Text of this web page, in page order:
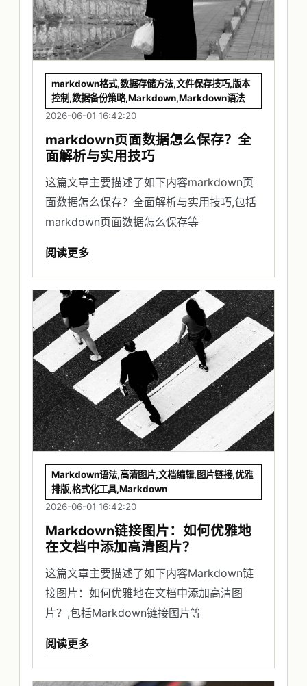
markdown格式,数据存储方法,文件保存技巧,版本
控制,数据备份策略,Markdown,Markdown语法
2026-06-01 16:42:20
markdown页面数据怎么保存？全
面解析与实用技巧
这篇文章主要描述了如下内容markdown页
面数据怎么保存？全面解析与实用技巧,包括
markdown页面数据怎么保存等
阅读更多
Markdown语法,高清图片,文档编辑,图片链接,优雅
排版,格式化工具,Markdown
2026-06-01 16:42:20
Markdown链接图片：如何优雅地
在文档中添加高清图片？
这篇文章主要描述了如下内容Markdown链
接图片：如何优雅地在文档中添加高清图
片？,包括Markdown链接图片等
阅读更多